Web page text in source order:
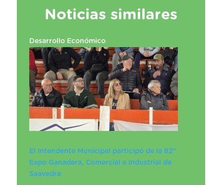
Noticias similares
Desarrollo Económico
El Intendente Municipal participó de la 82°
Expo Ganadera, Comercial e Industrial de
Saavedra